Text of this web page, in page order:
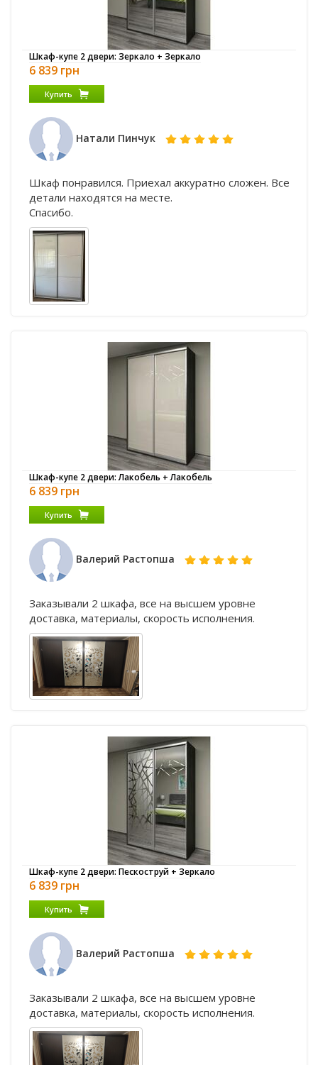
Шкаф-купе 2 двери: Зеркало + Зеркало
6 839 грн
Купить
Натали Пинчук
Шкаф понравился. Приехал аккуратно сложен. Все
детали находятся на месте.
Спасибо.
Шкаф-купе 2 двери: Лакобель + Лакобель
6 839 грн
Купить
Валерий Растопша
Заказывали 2 шкафа, все на высшем уровне
доставка, материалы, скорость исполнения.
Шкаф-купе 2 двери: Пескоструй + Зеркало
6 839 грн
Купить
Валерий Растопша
Заказывали 2 шкафа, все на высшем уровне
доставка, материалы, скорость исполнения.